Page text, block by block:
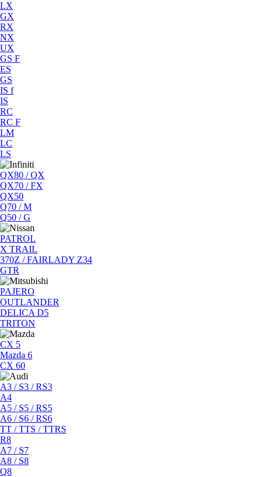
LX
GX
RX
NX
UX
GS F
ES
GS
IS f
IS
RC
RC F
LM
LC
LS
QX80 / QX
QX70 / FX
QX50
Q70 / M
Q50 / G
PATROL
X TRAIL
370Z / FAIRLADY Z34
GTR
PAJERO
OUTLANDER
DELICA D5
TRITON
CX 5
Mazda 6
CX 60
A3 / S3 / RS3
A4
A5 / S5 / RS5
A6 / S6 / RS6
TT / TTS / TTRS
R8
A7 / S7
A8 / S8
Q8